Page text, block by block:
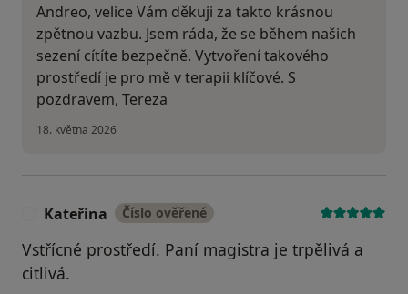
Andreo, velice Vám děkuji za takto krásnou
zpětnou vazbu. Jsem ráda, že se během našich
sezení cítíte bezpečně. Vytvoření takového
prostředí je pro mě v terapii klíčové. S
pozdravem, Tereza
18. května 2026
Kateřina Číslo ověřené
Vstřícné prostředí. Paní magistra je trpělivá a
citlivá.